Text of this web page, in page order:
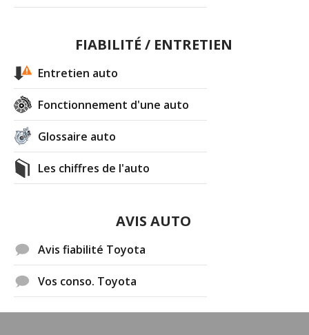
FIABILITÉ / ENTRETIEN
Entretien auto
Fonctionnement d'une auto
Glossaire auto
Les chiffres de l'auto
AVIS AUTO
Avis fiabilité Toyota
Vos conso. Toyota